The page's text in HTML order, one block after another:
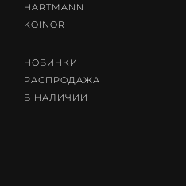
HARTMANN
KOINOR
НОВИНКИ
РАСПРОДАЖА
В НАЛИЧИИ